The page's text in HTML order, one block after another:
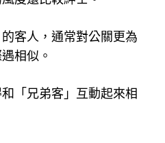
客人，通常對公關更為
相似。
「兄弟客」互動起來相